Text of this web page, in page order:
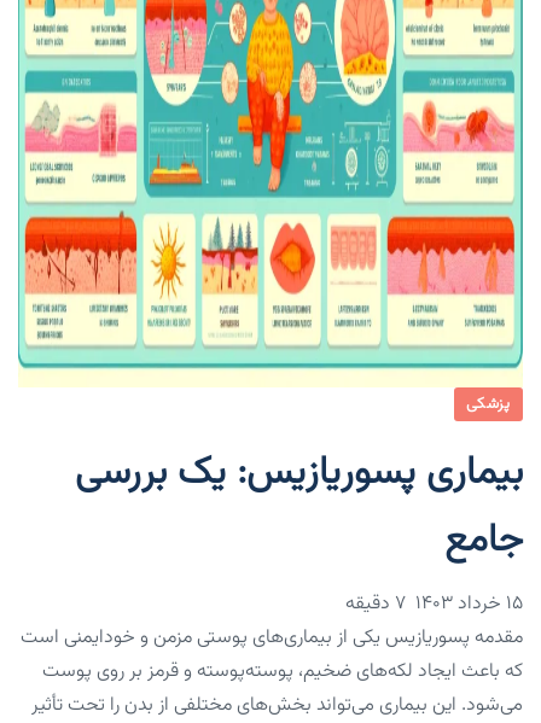
پزشکی
بیماری پسوریازیس: یک بررسی
جامع
۱۵ خرداد ۱۴۰۳
مقدمه پسوریازیس یکی از بیماری‌های پوستی مزمن و خودایمنی است
که باعث ایجاد لکه‌های ضخیم، پوسته‌پوسته و قرمز بر روی پوست
می‌شود. این بیماری می‌تواند بخش‌های مختلفی از بدن را تحت تأثیر